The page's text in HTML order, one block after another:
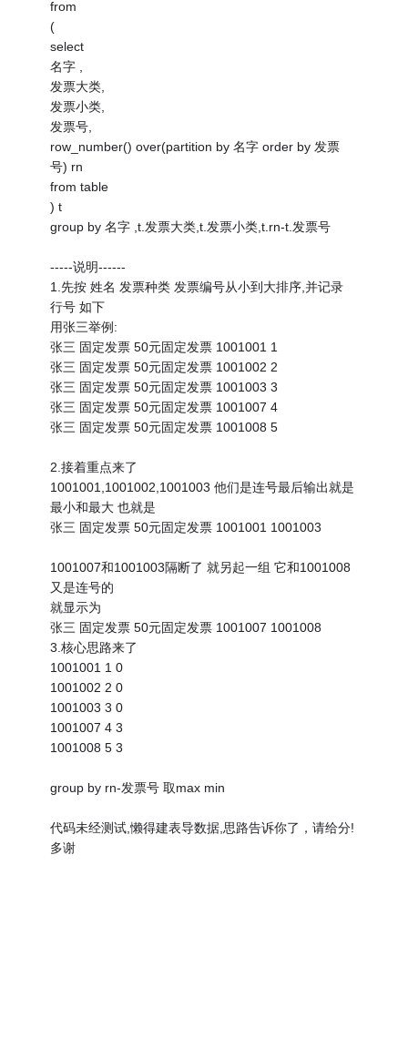
from
(
select
名字 ,
发票大类,
发票小类,
发票号,
row_number() over(partition by 名字 order by 发票
号) rn
from table
) t
group by 名字 ,t.发票大类,t.发票小类,t.rn-t.发票号
-----说明------
1.先按 姓名 发票种类 发票编号从小到大排序,并记录
行号 如下
用张三举例:
张三 固定发票 50元固定发票 1001001 1
张三 固定发票 50元固定发票 1001002 2
张三 固定发票 50元固定发票 1001003 3
张三 固定发票 50元固定发票 1001007 4
张三 固定发票 50元固定发票 1001008 5
2.接着重点来了
1001001,1001002,1001003 他们是连号最后输出就是
最小和最大 也就是
张三 固定发票 50元固定发票 1001001 1001003
1001007和1001003隔断了 就另起一组 它和1001008
又是连号的
就显示为
张三 固定发票 50元固定发票 1001007 1001008
3.核心思路来了
1001001 1 0
1001002 2 0
1001003 3 0
1001007 4 3
1001008 5 3
group by rn-发票号 取max min
代码未经测试,懒得建表导数据,思路告诉你了，请给分!
多谢